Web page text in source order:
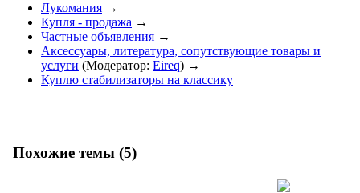
Лукомания →
Купля - продажа →
Частные объявления →
Аксессуары, литература, сопутствующие товары и
услуги (Модератор: Eireq) →
Куплю стабилизаторы на классику
Похожие темы (5)